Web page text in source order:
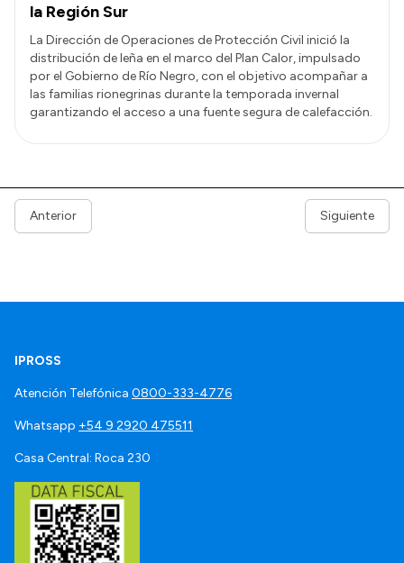
la Región Sur
La Dirección de Operaciones de Protección Civil inició la
distribución de leña en el marco del Plan Calor, impulsado
por el Gobierno de Río Negro, con el objetivo acompañar a
las familias rionegrinas durante la temporada invernal
garantizando el acceso a una fuente segura de calefacción.
Anterior Siguiente
IPROSS
Atención Telefónica 0800-333-4776
Whatsapp +54 9 2920 475511
Casa Central: Roca 230